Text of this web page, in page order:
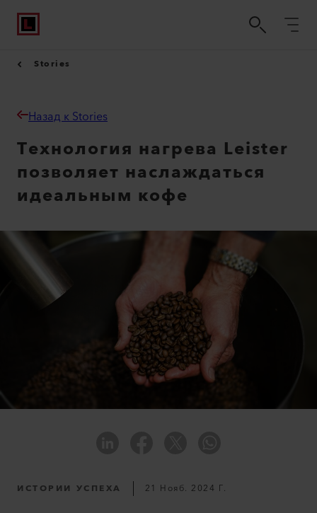
Stories
Назад к Stories
Технология нагрева Leister
позволяет наслаждаться
идеальным кофе
ИСТОРИИ УСПЕХА 21 Нояб. 2024 Г.